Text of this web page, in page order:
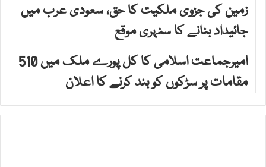
زمین کی جزوی ملکیت کا حق، سعودی عرب میں
جائیداد بنانے کا سنہری موقع
امیرجماعت اسلامی کا کل پورے ملک میں 510
مقامات پر سڑکوں کو بند کرنے کا اعلان